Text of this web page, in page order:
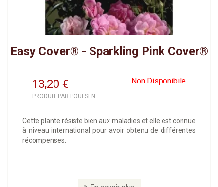
Easy Cover® - Sparkling Pink Cover®
13,20 Non Disponibile
€
PRODUIT PAR POULSEN
Cette plante résiste bien aux maladies et elle est connue
à niveau international pour avoir obtenu de différentes
récompenses.